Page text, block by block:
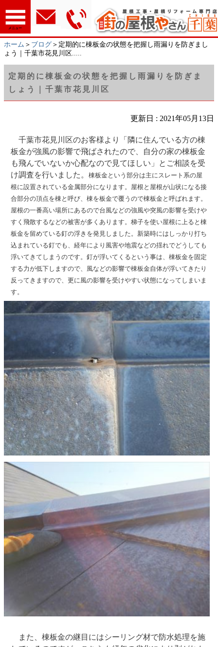
メニュー
ホーム ＞ ブログ ＞定期的に棟板金の状態を把握し雨漏りを防ぎまし
ょう｜千葉市花見川区.....
定期的に棟板金の状態を把握し雨漏りを防ぎま
しょう｜千葉市花見川区
更新日 : 2021年05月13日
千葉市花見川区のお客様より「隣に住んでいる方の棟
板金が強風の影響で飛ばされたので、自分の家の棟板金
も飛んでいないか心配なので見てほしい」とご相談を受
け調査を行いました。棟板金という部分は主にスレート系の屋
根に設置されている金属部分になります。屋根と屋根が山状になる接
合部分の頂点を棟と呼び、棟を板金で覆うので棟板金と呼ばれます。
屋根の一番高い場所にあるので台風などの強風や突風の影響を受けや
すく飛散するなどの被害が多くあります。梯子を使い屋根に上ると棟
板金を留めている釘の浮きを発見しました。新築時にはしっかり打ち
込まれている釘でも、経年により風害や地震などの揺れでどうしても
浮いてきてしまうのです。釘が浮いてくるという事は、棟板金を固定
する力が低下しますので、風などの影響で棟板金自体が浮いてきたり
反ってきますので、更に風の影響を受けやすい状態になってしまいま
す。
また、棟板金の継目にはシーリング材で防水処理を施